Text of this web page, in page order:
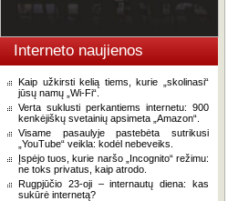
Interneto naujienos
Kaip užkirsti kelią tiems, kurie „skolinasi“
jūsų namų „Wi-Fi“.
Verta suklusti perkantiems internetu: 900
kenkėjiškų svetainių apsimeta „Amazon“.
Visame pasaulyje pastebėta sutrikusi
„YouTube“ veikla: kodėl nebeveiks.
Įspėjo tuos, kurie naršo „Incognito“ režimu:
ne toks privatus, kaip atrodo.
Rugpjūčio 23-oji – internautų diena: kas
sukūrė internetą?